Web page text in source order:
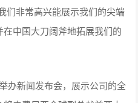
们非常高兴能展示我们的尖端
中国大刀阔斧地拓展我们的
办新闻发布会，展示公司的全